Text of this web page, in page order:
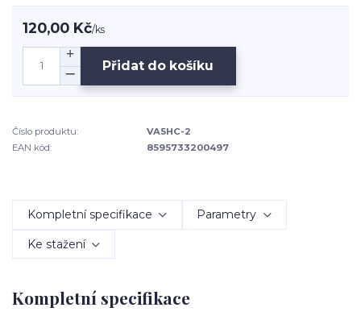
120,00 Kč/ks
Přidat do košíku
Číslo produktu:
VA5HC-2
EAN kód:
8595733200497
Kompletní specifikace Parametry
Ke stažení
Kompletní specifikace